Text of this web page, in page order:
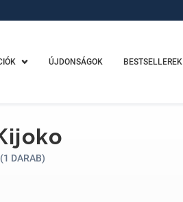
ÚJDONSÁGOK BESTSELLEREK
DARAB)